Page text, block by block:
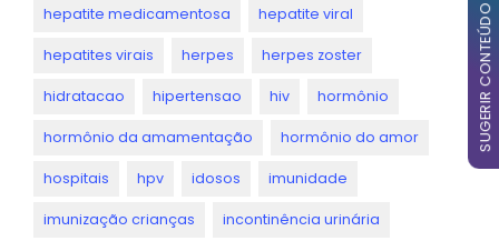
hepatite medicamentosa hepatite viral
hepatites virais herpes herpes zoster
hidratacao hipertensao hiv hormônio
hormônio da amamentação hormônio do amor
hospitais hpv idosos imunidade
imunização crianças incontinência urinária
SUGERIR CONTEÚDO